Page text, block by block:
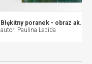
Błękitny poranek - obraz akrylowy 80/60 cm
autor: Paulina Lebida